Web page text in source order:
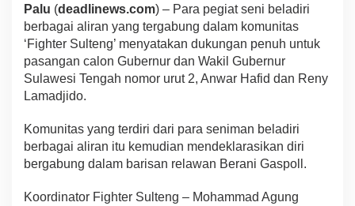
Palu (deadlinews.com) – Para pegiat seni beladiri
berbagai aliran yang tergabung dalam komunitas
‘Fighter Sulteng’ menyatakan dukungan penuh untuk
pasangan calon Gubernur dan Wakil Gubernur
Sulawesi Tengah nomor urut 2, Anwar Hafid dan Reny
Lamadjido.
Komunitas yang terdiri dari para seniman beladiri
berbagai aliran itu kemudian mendeklarasikan diri
bergabung dalam barisan relawan Berani Gaspoll.
Koordinator Fighter Sulteng – Mohammad Agung